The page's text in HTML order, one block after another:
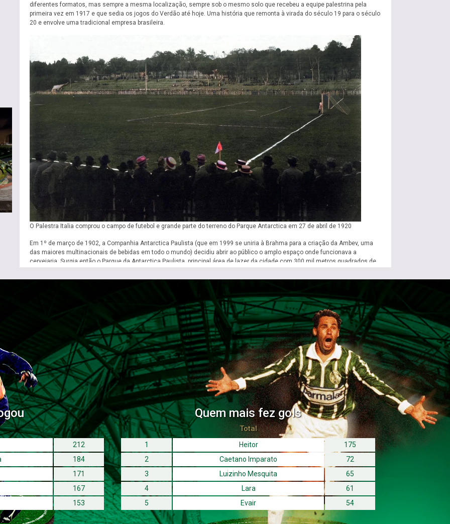
diferentes formatos, mas sempre a mesma localização, sempre sob o mesmo solo que recebeu a equipe palestrina pela
primeira vez em 1917 e que sedia os jogos do Verdão até hoje. Uma história que remonta à virada do século 19 para o século
20 e envolve uma tradicional empresa brasileira.
O Palestra Italia comprou o campo de futebol e grande parte do terreno do Parque Antarctica em 27 de abril de 1920
Em 1º de março de 1902, a Companhia Antarctica Paulista (que em 1999 se uniria à Brahma para a criação da Ambev, uma
das maiores multinacionais de bebidas em todo o mundo) decidiu abrir ao público o amplo espaço onde funcionava a
cervejaria. Surgia então o Parque da Antarctica Paulista, principal área de lazer da cidade com 300 mil metros quadrados de
de atletismo, quadras de tênis e campo de futebol. Um paraíso, na visão da renomada escritora Zelia Gattai:
“Grande programa, o maior, o melhor de todos para mim – a ida ao Parque Antártica, na Avenida Água Branca. Ai que frio no
estômago ao subir na roda-gigante! E o carrossel? Era por acaso pouco emocionante montar os coloridos cavalos de pau?
Chegava a sentir vertigem naquele sobe-e-desce dos cavalinhos rodando, rodando… Havia um hábito intolerável dos adultos:
plantavam-se de pé, cada qual ao lado de sua criança. Eu detestava essa proteção, preferia andar solta, galopar em liberdade.
No fundo, no fundo, não seria apenas um pretexto dos sabidos para se divertirem às nossas custas? E os trenzinhos puxados
a burro, circulando pelo parque todo? As carrocinhas arrastadas por bodes e carneiros? Os pirulitos de todos os formatos e
cores? As bolas de ar, subindo lá no céu, presas por um barbante? O algodão de açúcar? As gasosas e os sanduíches? O
Parque era divino!”, descreveu Gattai em seu livro de estreia, “Anarquistas, Graças a Deus”.
212
184
171
167
153
Quem mais fez gols
Total
1 Heitor
175
2
Caetano Imparato
72
3
Luizinho Mesquita
65
4
Lara
61
5
Evair 54